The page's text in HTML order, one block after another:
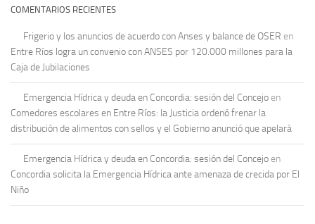
COMENTARIOS RECIENTES
Frigerio y los anuncios de acuerdo con Anses y balance de OSER en
Entre Ríos logra un convenio con ANSES por 120.000 millones para la
Caja de Jubilaciones
Emergencia Hídrica y deuda en Concordia: sesión del Concejo en
Comedores escolares en Entre Ríos: la Justicia ordenó frenar la
distribución de alimentos con sellos y el Gobierno anunció que apelará
Emergencia Hídrica y deuda en Concordia: sesión del Concejo en
Concordia solicita la Emergencia Hídrica ante amenaza de crecida por El
Niño